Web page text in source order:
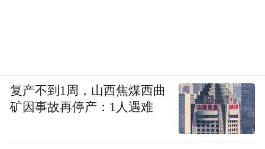
复产不到1周，山西焦煤西曲
矿因事故再停产：1人遇难